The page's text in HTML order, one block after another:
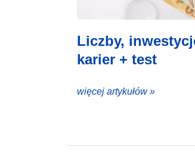
Liczby,
karier + test
więcej artykułów »